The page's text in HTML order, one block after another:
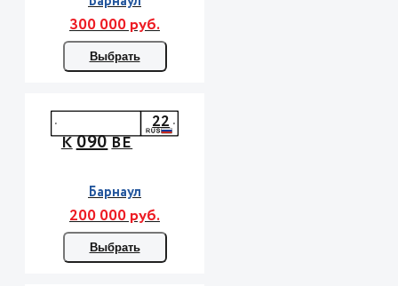
300 000 руб.
Выбрать
К090ВЕ
22
Барнаул
200 000 руб.
Выбрать